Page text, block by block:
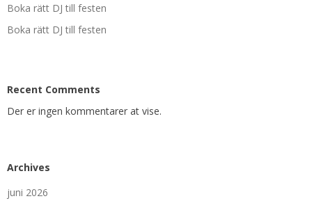
Boka rätt DJ till festen
Boka rätt DJ till festen
Recent Comments
Der er ingen kommentarer at vise.
Archives
juni 2026